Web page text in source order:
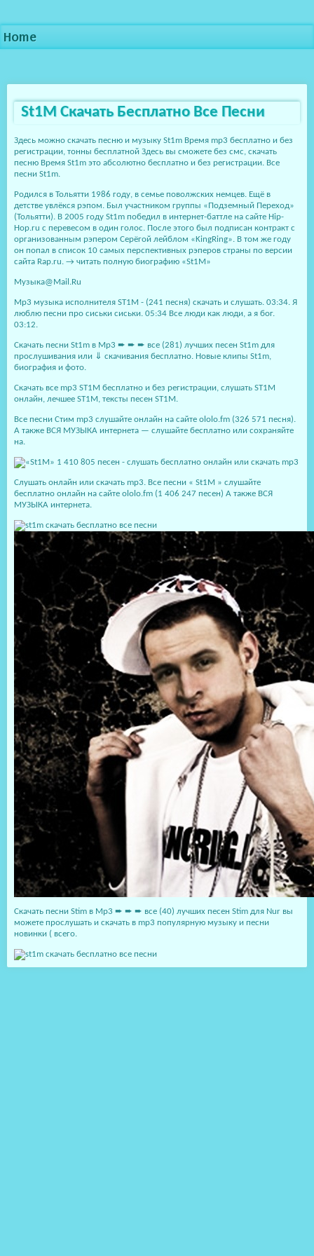
Home
St1M Скачать Бесплатно Все Песни
Здесь можно cкачать песню и музыку St1m Время mp3 бесплатно и без
регистрации, тонны бесплатной Здесь вы сможете без смс, скачать
песню Время St1m это абсолютно бесплатно и без регистрации. Все
песни St1m.
Родился в Тольятти 1986 году, в семье поволжских немцев. Ещё в
детстве увлёкся рэпом. Был участником группы «Подземный Переход»
(Тольятти). В 2005 году St1m победил в интернет-баттле на сайте Hip-
Hop.ru с перевесом в один голос. После этого был подписан контракт с
организованным рэпером Серёгой лейблом «KingRing». В том же году
он попал в список 10 самых перспективных рэперов страны по версии
сайта Rap.ru. → читать полную биографию «St1M»
Музыка@Mail.Ru
Mp3 музыка исполнителя ST1M - (241 песня) скачать и слушать. 03:34. Я
люблю песни про сиськи сиськи. 05:34 Все люди как люди, а я бог.
03:12.
Скачать песни St1m в Mp3 ➨ ➨ ➨ все (281) лучших песен St1m для
прослушивания или ⇓ скачивания бесплатно. Новые клипы St1m,
биография и фото.
Скачать все mp3 ST1M бесплатно и без регистрации, слушать ST1M
онлайн, лечшее ST1M, тексты песен ST1M.
Все песни Стим mp3 слушайте онлайн на сайте ololo.fm (326 571 песня).
А также ВСЯ МУЗЫКА интернета — слушайте бесплатно или сохраняйте
на.
Слушать онлайн или скачать mp3. Все песни « St1M » слушайте
бесплатно онлайн на сайте ololo.fm (1 406 247 песен) А также ВСЯ
МУЗЫКА интернета.
Скачать песни Stim в Mp3 ➨ ➨ ➨ все (40) лучших песен Stim для Nur вы
можете прослушать и скачать в mp3 популярную музыку и песни
новинки ( всего.